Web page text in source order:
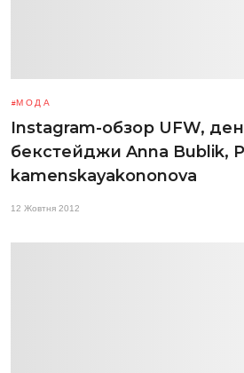
МОДА
Instagram-обзор UFW,
бекстейджи Anna Bublik,
kamenskayakononova
12 Жовтня 2012